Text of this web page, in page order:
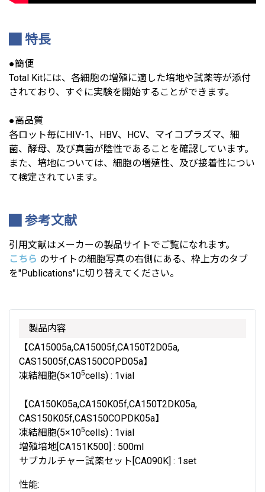
特長
●簡便
Total Kitには、各細胞の増殖に適した培地や試薬等が添付
されており、すぐに実験を開始することができます。
●高品質
各ロット毎にHIV-1、HBV、HCV、マイコプラズマ、細
菌、酵母、及び真菌が陰性であることを確認しています。
また、培地については、細胞の増殖性、及び接着性につい
て検定されています。
参考文献
引用文献はメーカーの製品サイトでご覧になれます。
こちら のサイトの細胞写真の右側にある、枠上方のタブ
を"Publications"に切り替えてください。
製品内容
【CA15005a,CA15005f,CA150T2D05a,
CAS15005f,CAS150COPD05a】
凍結細胞(5×105cells) : 1vial
【CA150K05a,CA150K05f,CA150T2DK05a,
CAS150K05f,CAS150COPDK05a】
凍結細胞(5×105cells) : 1vial
増殖培地[CA151K500] : 500ml
サブカルチャー試薬セット[CA090K] : 1set
性能: